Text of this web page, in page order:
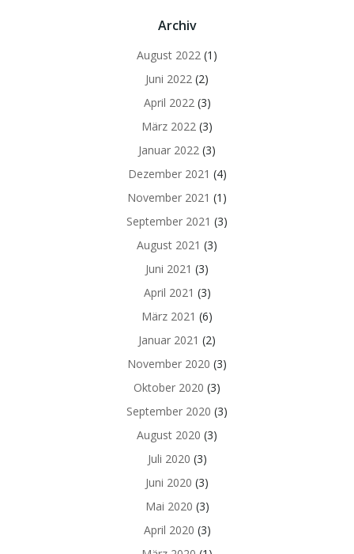
Archiv
August 2022 (1)
Juni 2022 (2)
April 2022(3)
März 2022 (3)
Januar 2022 (3)
Dezember 2021 (4)
November 2021 (1)
September 2021 (3)
August 2021 (3)
Juni 2021 (3)
April 2021 (3)
März 2021 (6)
Januar 2021 (2)
November 2020 (3)
Oktober 2020 (3)
September 2020 (3)
August 2020 (3)
Juli 2020 (3)
Juni 2020 (3)
Mai 2020 (3)
April 2020 (3)